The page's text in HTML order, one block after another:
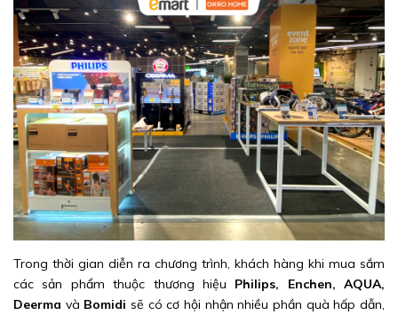
Trong thời gian diễn ra chương trình, khách hàng khi mua sắm
các sản phẩm thuộc thương hiệu Philips, Enchen, AQUA,
Deerma và Bomidi sẽ có cơ hội nhận nhiều phần quà hấp dẫn,